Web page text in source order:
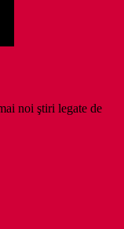
noi ştiri legate de